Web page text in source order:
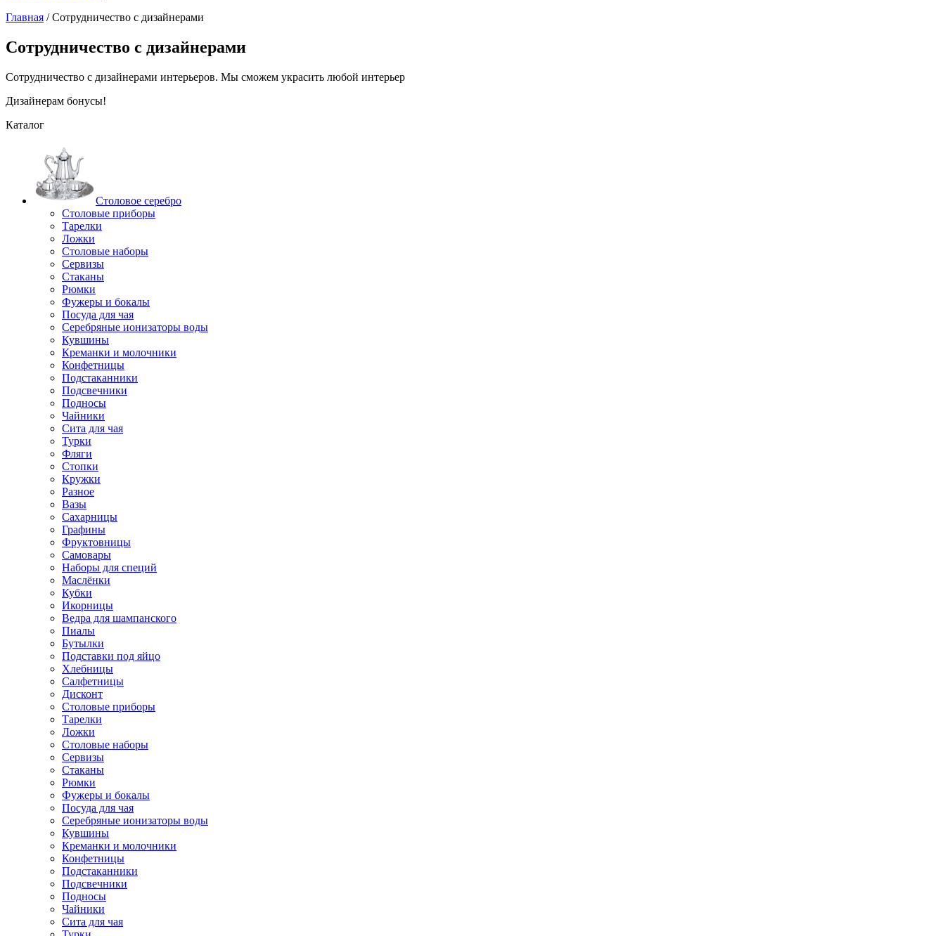
Главная /Сотрудничество с дизайнерами
Сотрудничество с дизайнерами
Сотрудничество с дизайнерами интерьеров. Мы сможем украсить любой интерьер
Дизайнерам бонусы!
Каталог
Столовое серебро
Столовые приборы
Тарелки
Ложки
Столовые наборы
Сервизы
Стаканы
Рюмки
Фужеры и бокалы
Посуда для чая
Серебряные ионизаторы воды
Кувшины
Креманки и молочники
Конфетницы
Подстаканники
Подсвечники
Подносы
Чайники
Сита для чая
Турки
Фляги
Стопки
Кружки
Разное
Вазы
Сахарницы
Графины
Фруктовницы
Самовары
Наборы для специй
Маслёнки
Кубки
Икорницы
Ведра для шампанского
Пиалы
Бутылки
Подставки под яйцо
Хлебницы
Салфетницы
Дисконт
Столовые приборы
Тарелки
Ложки
Столовые наборы
Сервизы
Стаканы
Рюмки
Фужеры и бокалы
Посуда для чая
Серебряные ионизаторы воды
Кувшины
Креманки и молочники
Конфетницы
Подстаканники
Подсвечники
Подносы
Чайники
Сита для чая